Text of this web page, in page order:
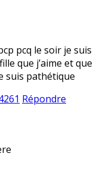
pcq le soir je suis
que j’aime et que
suis pathétique
Répondre